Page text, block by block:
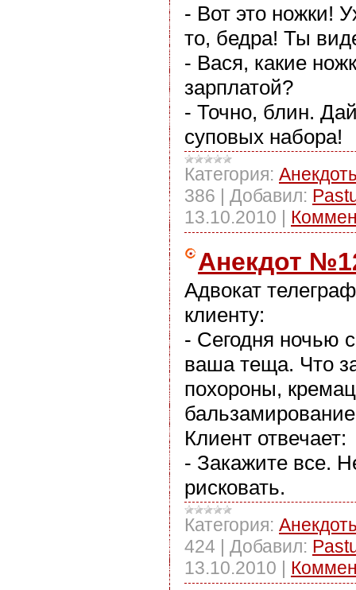
- Вот это ножки!
то, бедра! Ты
- Вася, какие
зарплатой?
- Точно, блин.
суповых набора!
Категория:
386 | Добавил:
13.10.2010 |
Анекдот
Адвокат
клиенту:
- Сегодня ночью
ваша теща. Что
похороны,
Клиент отвечает:
- Закажите все.
рисковать.
Категория:
424 | Добавил:
13.10.2010 |